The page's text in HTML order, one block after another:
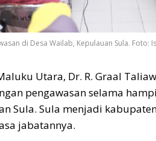
di Desa Wailab, Kepulauan Sula. Foto:
Utara, Dr. R. Graal
pengawasan selama
Sula. Sula menjadi
jabatannya.